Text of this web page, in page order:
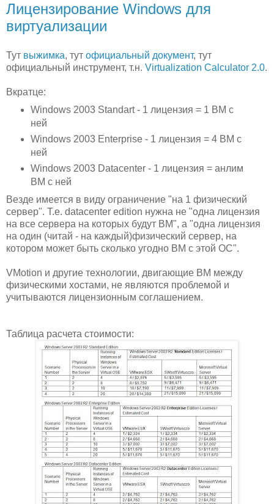
Лицензирование Windows для
виртуализации
Тут выжимка, тут официальный документ, тут
официальный инструмент, т.н. Virtualization Calculator 2.0.
Вкратце:
Windows 2003 Standart - 1 лицензия = 1 ВМ с
ней
Windows 2003 Enterprise - 1 лицензия = 4 ВМ с
ней
Windows 2003 Datacenter - 1 лицензия = анлим
ВМ с ней
Везде имеется в виду ограничение "на 1 физический
сервер". Т.е. datacenter edition нужна не "одна лицензия
на все сервера на которых будут ВМ", а "одна лицензия
на один (читай - на каждый)физический сервер, на
котором может быть сколько угодно ВМ с этой ОС".
VMotion и другие технологии, двигающие ВМ между
физическими хостами, не являются проблемой и
учитываются лицензионным соглашением.
Таблица расчета стоимости: